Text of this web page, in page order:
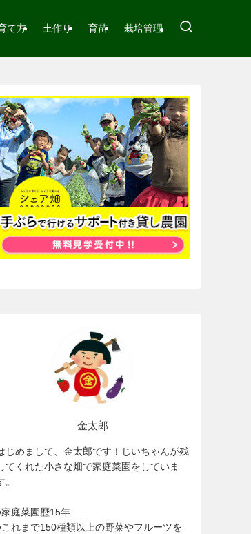
て方 土作り 育苗 栽培管理
金太郎
じめまして、金太郎です！じいちゃんが残
てくれた小さな畑で家庭菜園をしていま
。
家庭菜園歴15年
これまで150種類以上の野菜やフルーツを